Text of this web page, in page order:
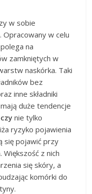
w sobie
Opracowany w celu
na
zamkniętych w
naskórka. Taki
bez
inne składniki
duże tendencje
nie tylko
ryzyko pojawienia
się pojawić przy
z nich
się skóry, a
komórki do